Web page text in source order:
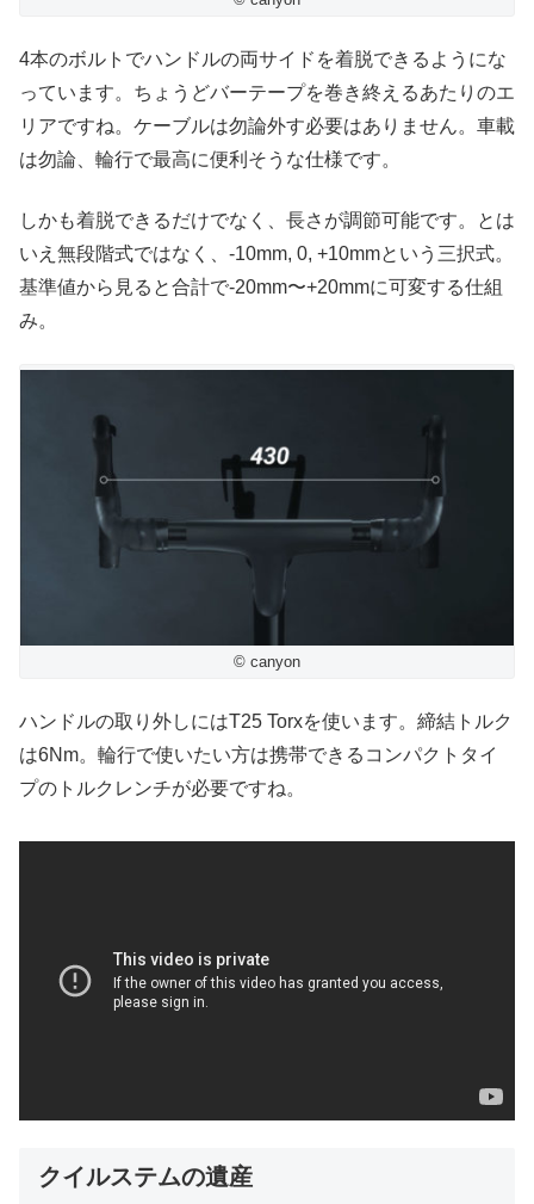
4本のボルトでハンドルの両サイドを着脱できるようにな
っています。ちょうどバーテープを巻き終えるあたりのエ
リアですね。ケーブルは勿論外す必要はありません。車載
は勿論、輪行で最高に便利そうな仕様です。
しかも着脱できるだけでなく、長さが調節可能です。とは
いえ無段階式ではなく、-10mm, 0, +10mmという三択式。
基準値から見ると合計で-20mm〜+20mmに可変する仕組
み。
© canyon
ハンドルの取り外しにはT25 Torxを使います。締結トルク
は6Nm。輪行で使いたい方は携帯できるコンパクトタイ
プのトルクレンチが必要ですね。
クイルステムの遺産